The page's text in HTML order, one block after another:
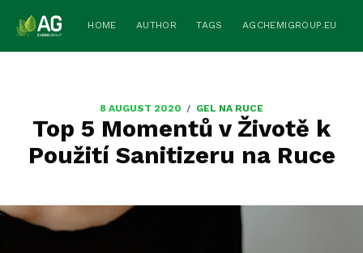
HOME AUTHOR TAGS AGCHEMIGROUP.EU
8 AUGUST 2020 / GEL NA RUCE
Top 5 Momentů v Životě k
Použití Sanitizeru na Ruce